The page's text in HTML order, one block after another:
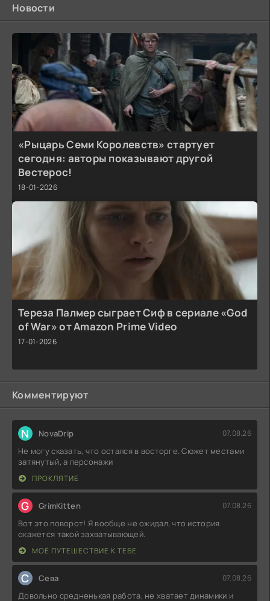
Новости
«Рыцарь Семи Королевств» стартует
сегодня: авторы показывают другой
Вестерос!
18-01-2026
Тереза Палмер сыграет Сиф в сериале «God
of War» от Amazon Prime Video
17-01-2026
Комментируют
N NovaDrip 07.08.26
Не могу сказать, что остался в восторге. Сюжет местами
затянутый, а персонажи
ПРОКЛЯТИЕ
G GrimKitten 07.08.26
Вот это поворот! Я вообще не ожидал, что история
окажется такой захватывающей.
МОЁ ПУТЕШЕСТВИЕ К ТЕБЕ
С Севa 07.08.26
Довольно средненькая работа, не хватает динамики и